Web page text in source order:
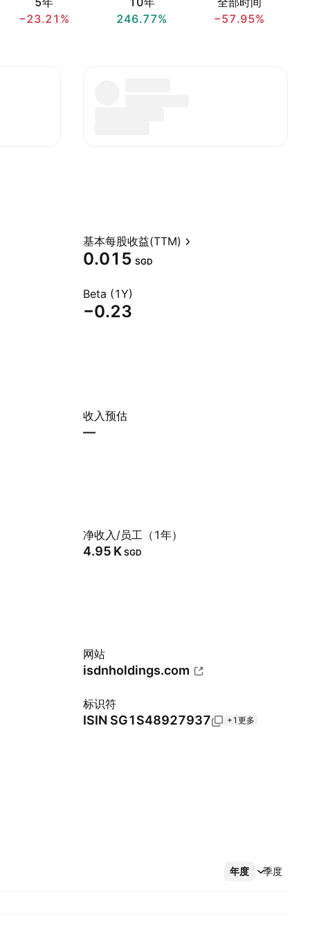
−23.21%
246.77%
−57.95%
基本每股收益(TTM)
0.015 SGD
Beta (1Y)
−0.23
收入预估
—
净收入/员工（1年）
‪4.95 K‬ SGD
网站
isdnholdings.com
标识符
ISIN SG1S48927937 +1更多
年度 季度
更多